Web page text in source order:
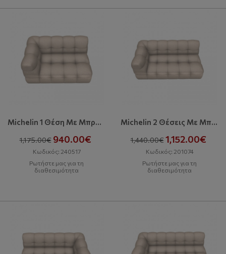
Michelin 1 Θέση Με Μπράτσο Αριστερά
1,175.00€ 940.00€
Κωδικός: 240517
Ρωτήστε μας για τη
διαθεσιμότητα
Michelin 2 Θέσεις Με Μπράτσο Αριστερά
1,440.00€ 1,152.00€
Κωδικός: 201074
Ρωτήστε μας για τη
διαθεσιμότητα